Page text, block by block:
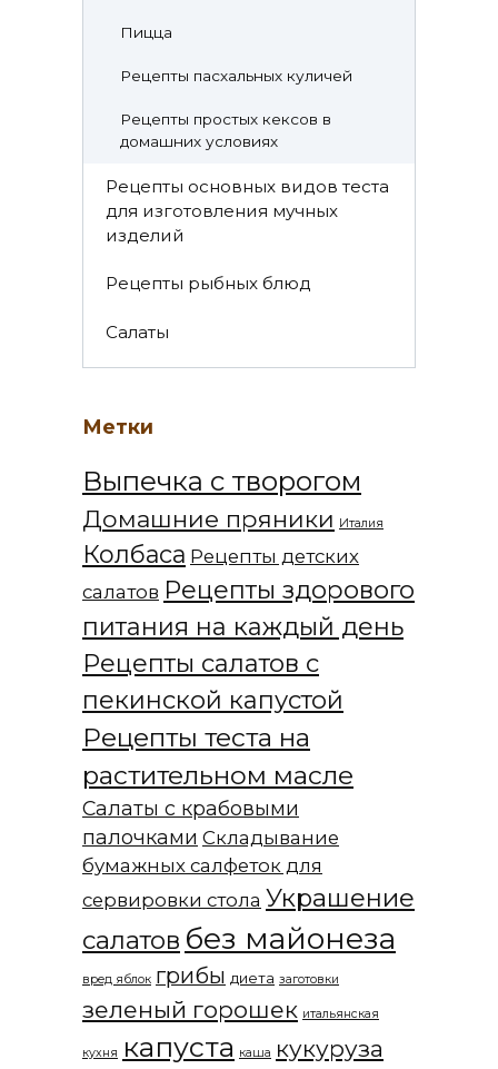
Пицца
Рецепты пасхальных куличей
Рецепты простых кексов в
домашних условиях
Рецепты основных видов теста
для изготовления мучных
изделий
Рецепты рыбных блюд
Салаты
Метки
Выпечка с творогом
Домашние пряники Италия
Колбаса Рецепты детских
салатов Рецепты здорового
питания на каждый день
Рецепты салатов с
пекинской капустой
Рецепты теста на
растительном масле
Салаты с крабовыми
палочками Складывание
бумажных салфеток для
сервировки стола Украшение
салатов без майонеза
вред яблок грибы диета заготовки
зеленый горошек итальянская
кухня капуста каша кукуруза